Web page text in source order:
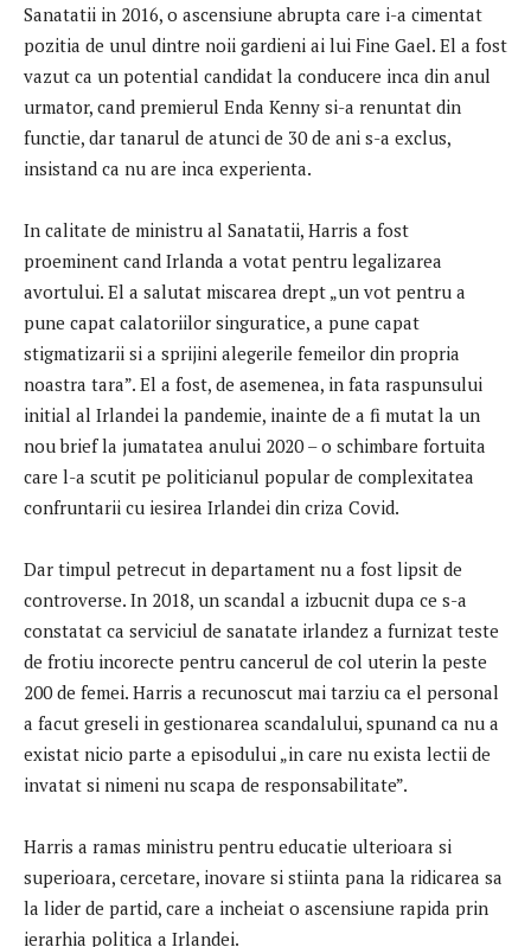
Sanatatii in 2016, o ascensiune abrupta care i-a cimentat
pozitia de unul dintre noii gardieni ai lui Fine Gael. El a fost
vazut ca un potential candidat la conducere inca din anul
urmator, cand premierul Enda Kenny si-a renuntat din
functie, dar tanarul de atunci de 30 de ani s-a exclus,
insistand ca nu are inca experienta.
In calitate de ministru al Sanatatii, Harris a fost
proeminent cand Irlanda a votat pentru legalizarea
avortului. El a salutat miscarea drept „un vot pentru a
pune capat calatoriilor singuratice, a pune capat
stigmatizarii si a sprijini alegerile femeilor din propria
noastra tara”. El a fost, de asemenea, in fata raspunsului
initial al Irlandei la pandemie, inainte de a fi mutat la un
nou brief la jumatatea anului 2020 – o schimbare fortuita
care l-a scutit pe politicianul popular de complexitatea
confruntarii cu iesirea Irlandei din criza Covid.
Dar timpul petrecut in departament nu a fost lipsit de
controverse. In 2018, un scandal a izbucnit dupa ce s-a
constatat ca serviciul de sanatate irlandez a furnizat teste
de frotiu incorecte pentru cancerul de col uterin la peste
200 de femei. Harris a recunoscut mai tarziu ca el personal
a facut greseli in gestionarea scandalului, spunand ca nu a
existat nicio parte a episodului „in care nu exista lectii de
invatat si nimeni nu scapa de responsabilitate”.
Harris a ramas ministru pentru educatie ulterioara si
superioara, cercetare, inovare si stiinta pana la ridicarea sa
la lider de partid, care a incheiat o ascensiune rapida prin
ierarhia politica a Irlandei.